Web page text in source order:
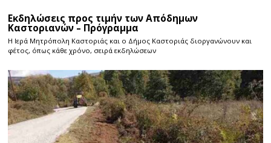
Εκδηλώσεις προς τιμήν των Απόδημων
Καστοριανών – Πρόγραμμα
Η Ιερά Μητρόπολη Καστοριάς και ο Δήμος Καστοριάς διοργανώνουν και
φέτος, όπως κάθε χρόνο, σειρά εκδηλώσεων